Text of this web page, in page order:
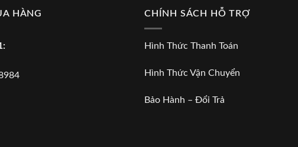
HÀNG CHÍNH SÁCH HỖ TRỢ
Hình Thức Thanh Toán
Hình Thức Vận Chuyển
Bảo Hành – Đổi Trả